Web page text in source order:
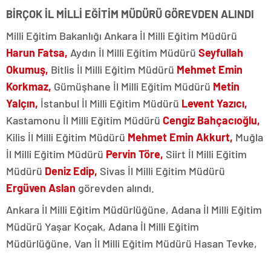
BİRÇOK İL MİLLİ EĞİTİM MÜDÜRÜ GÖREVDEN ALINDI
Milli Eğitim Bakanlığı Ankara İl Milli Eğitim Müdürü
Harun Fatsa, Aydın İl Milli Eğitim Müdürü Seyfullah
Okumuş, Bitlis İl Milli Eğitim Müdürü Mehmet Emin
Korkmaz, Gümüşhane İl Milli Eğitim Müdürü Metin
Yalçın, İstanbul İl Milli Eğitim Müdürü Levent Yazıcı,
Kastamonu İl Milli Eğitim Müdürü Cengiz Bahçacıoğlu,
Kilis İl Milli Eğitim Müdürü Mehmet Emin Akkurt, Muğla
İl Milli Eğitim Müdürü Pervin Töre, Siirt İl Milli Eğitim
Müdürü Deniz Edip, Sivas İl Milli Eğitim Müdürü
Ergüven Aslan görevden alındı.
Ankara İl Milli Eğitim Müdürlüğüne, Adana İl Milli Eğitim
Müdürü Yaşar Koçak, Adana İl Milli Eğitim
Müdürlüğüne, Van İl Milli Eğitim Müdürü Hasan Tevke,